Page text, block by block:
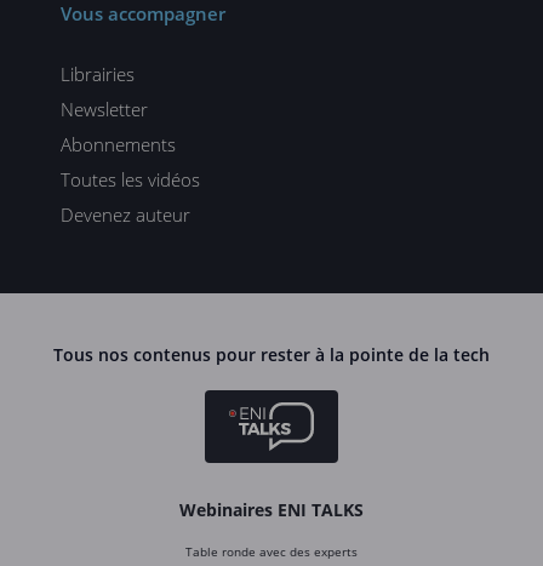
Vous accompagner
Librairies
Newsletter
Abonnements
Toutes les vidéos
Devenez auteur
Tous nos contenus pour rester à la pointe de la tech
Webinaires ENI TALKS
Table ronde avec des experts